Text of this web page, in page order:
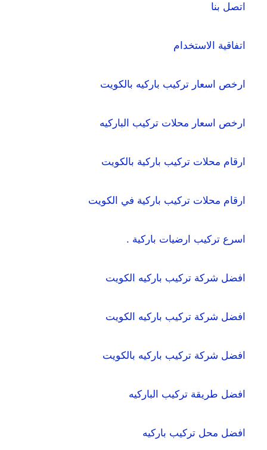
اتصل بنا
اتفاقية الاستخدام
ارخص اسعار تركيب باركيه بالكويت
ارخص اسعار محلات تركيب الباركيه
ارقام محلات تركيب باركية بالكويت
ارقام محلات تركيب باركية في الكويت
اسرع تركيب ارضيات باركية .
افضل شركة تركيب باركيه الكويت
افضل شركة تركيب باركيه الكويت
افضل شركة تركيب باركيه بالكويت
افضل طريقة تركيب الباركيه
افضل محل تركيب باركيه